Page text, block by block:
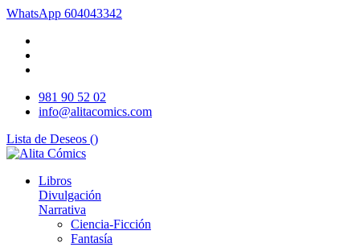
WhatsApp 604043342
981 90 52 02
info@alitacomics.com
Lista de Deseos ()
Libros
Divulgación
Narrativa
Ciencia-Ficción
Fantasía